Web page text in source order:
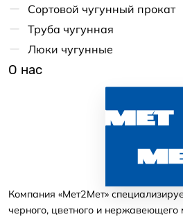
Сортовой чугунный прокат
Труба чугунная
Люки чугунные
О нас
Компания «Мет2Мет»
черного, цветного и нержавеющего